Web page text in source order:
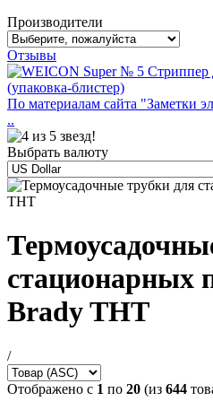
Производители
Отзывы
По материалам сайта "Заметки
..
Выбрать валюту
стационарных
Brady THT
/
Отображено с 1 по 20 (из 644